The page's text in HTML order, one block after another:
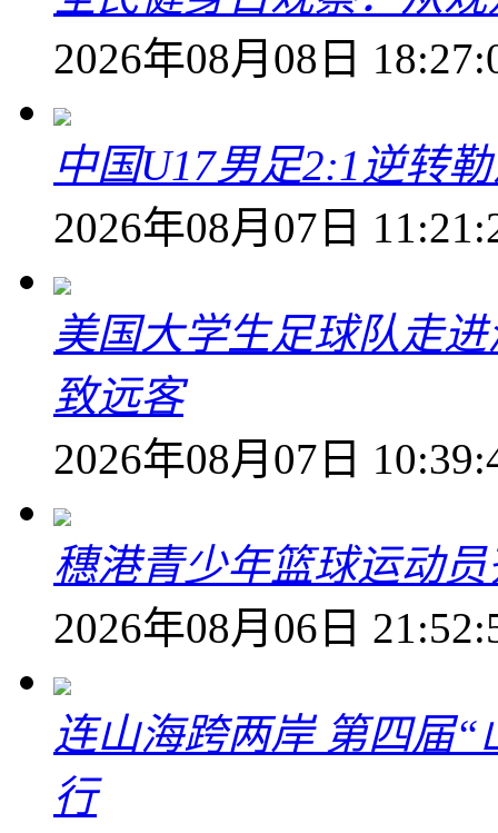
2026年08月08日
中国U17男足2:1逆转
2026年08月07日
美国大学生足球队走
致远客
2026年08月07日
穗港青少年篮球运动
2026年08月06日
连山海跨两岸 第四届
行